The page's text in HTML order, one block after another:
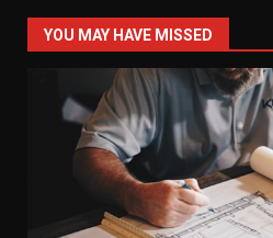
YOU MAY HAVE MISSED